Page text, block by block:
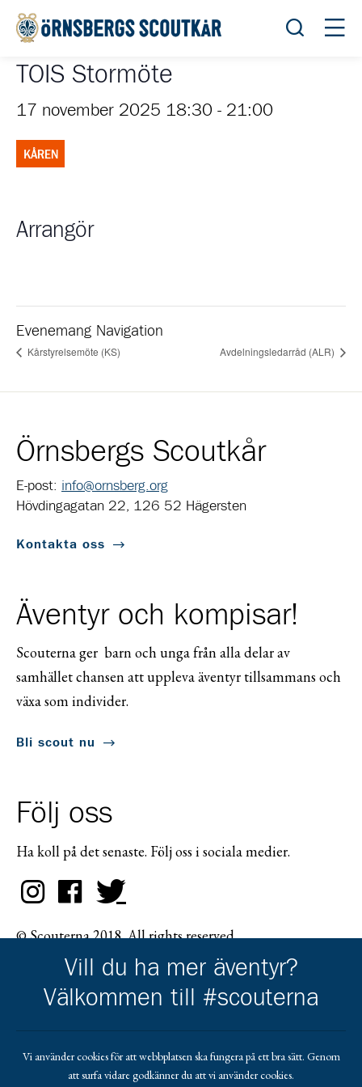
Öppna
TOIS Stormöte
17 november 2025 18:30 - 21:00
KÅREN
Arrangör
Evenemang Navigation
Kårstyrelsemöte (KS) Avdelningsledarråd (ALR)
Örnsbergs Scoutkår
E-post: info@ornsberg.org
Hövdingagatan 22, 126 52 Hägersten
Kontakta oss
Äventyr och kompisar!
Scouterna ger barn och unga från alla delar av
samhället chansen att uppleva äventyr tillsammans och
växa som individer.
Bli scout nu
Följ oss
Ha koll på det senaste. Följ oss i sociala medier.
© Scouterna 2018. All rights reserved.
Vill du ha mer äventyr?
Välkommen till #scouterna
Vi använder cookies för att webbplatsen ska fungera på ett bra sätt. Genom
att surfa vidare godkänner du att vi använder cookies.